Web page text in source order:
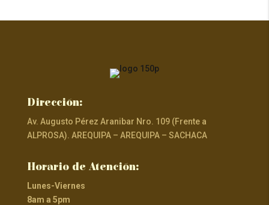
Dirección:
Av. Augusto Pérez Aranibar Nro. 109 (Frente a
ALPROSA). AREQUIPA – AREQUIPA – SACHACA
Horario de Atención:
Lunes-Viernes
8am a 5pm